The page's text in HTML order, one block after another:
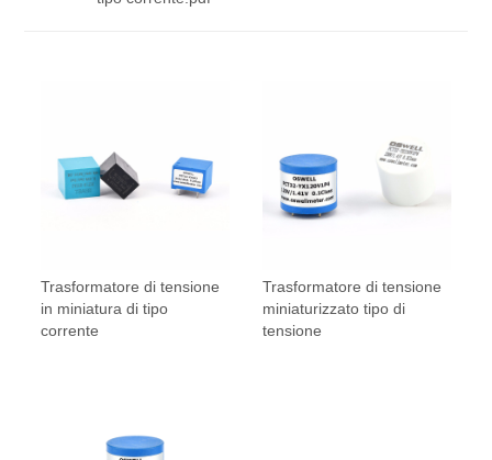
Trasformatore di tensione
in miniatura di tipo
corrente
Trasformatore di tensione
miniaturizzato tipo di
tensione